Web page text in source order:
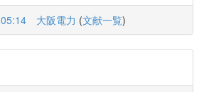
大阪電力 (文献一覧)